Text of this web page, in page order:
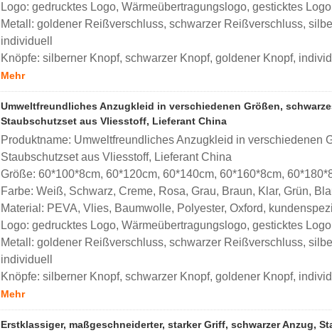
Logo: gedrucktes Logo, Wärmeübertragungslogo, gesticktes
Metall: goldener Reißverschluss, schwarzer Reißverschluss,
individuell
Knöpfe: silberner Knopf, schwarzer Knopf, goldener Knopf,
Mehr
Umweltfreundliches Anzugkleid in verschiedenen Größen,
Staubschutzset aus Vliesstoff, Lieferant China
Produktname: Umweltfreundliches Anzugkleid in verschiedenen
Staubschutzset aus Vliesstoff, Lieferant China
Größe: 60*100*8cm, 60*120cm, 60*140cm, 60*160*8cm,
Farbe: Weiß, Schwarz, Creme, Rosa, Grau, Braun, Klar, Grün,
Material: PEVA, Vlies, Baumwolle, Polyester, Oxford,
Logo: gedrucktes Logo, Wärmeübertragungslogo, gesticktes
Metall: goldener Reißverschluss, schwarzer Reißverschluss,
individuell
Knöpfe: silberner Knopf, schwarzer Knopf, goldener Knopf,
Mehr
Erstklassiger, maßgeschneiderter, starker Griff, schwarzer Anzug,